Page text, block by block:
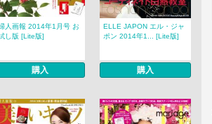
人画報 2014年1月号 お
し版 [Lite版]
購入
ELLE JAPON エル・ジャ
ポン 2014年1... [Lite版]
購入